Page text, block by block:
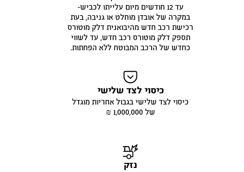
עד 12 חודשים מיום עלייתו לכביש-
במקרה של אובדן מוחלט או גניבה, בעת
רכישת רכב חדש מהיבואנית דלק מוטורס
תספק דלק מוטורס רכב חדש, עד לשווי
כחדש של הרכב המבוטח ללא הפחתות.
כיסוי לצד שלישי
כיסוי לצד שלישי בגבול אחריות מוגדל
של 1,000,000 ₪
נזק